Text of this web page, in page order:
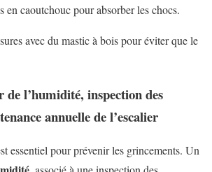
en caoutchouc pour absorber les chocs.
avec du mastic à bois pour éviter que le
l’humidité, inspection des
annuelle de l’escalier
essentiel pour prévenir les grincements. Un